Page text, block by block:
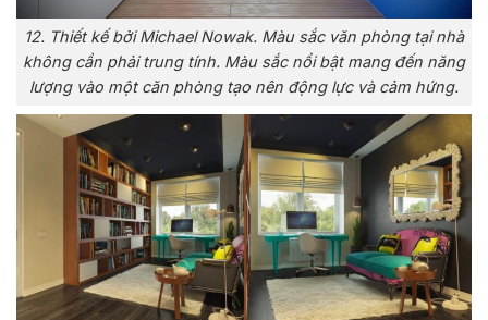
12. Thiết kế bởi Michael Nowak. Màu sắc văn phòng tại nhà
không cần phải trung tính. Màu sắc nổi bật mang đến năng
lượng vào một căn phòng tạo nên động lực và cảm hứng.